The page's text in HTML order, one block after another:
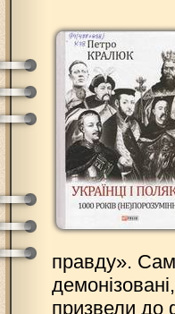
правду».
призвели до